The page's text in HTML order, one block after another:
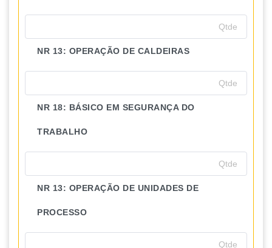
NR 13: OPERAÇÃO DE CALDEIRAS
NR 18: BÁSICO EM SEGURANÇA DO
TRABALHO
NR 13: OPERAÇÃO DE UNIDADES DE
PROCESSO